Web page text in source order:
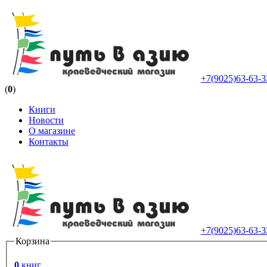
+7(9025)63-63-
(0)
Книги
Новости
О магазине
Контакты
+7(9025)63-63-
Корзина
0 книг